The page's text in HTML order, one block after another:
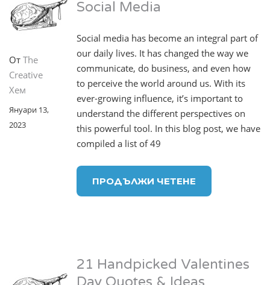
От The
Creative
Хем
Януари 13,
2023
Social Media
Social media has become an integral part of
our daily lives. It has changed the way we
communicate, do business, and even how
to perceive the world around us. With its
ever-growing influence, it’s important to
understand the different perspectives on
this powerful tool. In this blog post, we have
compiled a list of 49
ПРОДЪЛЖИ ЧЕТЕНЕ
21 Handpicked Valentines